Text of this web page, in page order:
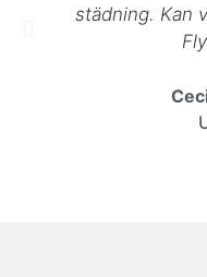
städning. Kan